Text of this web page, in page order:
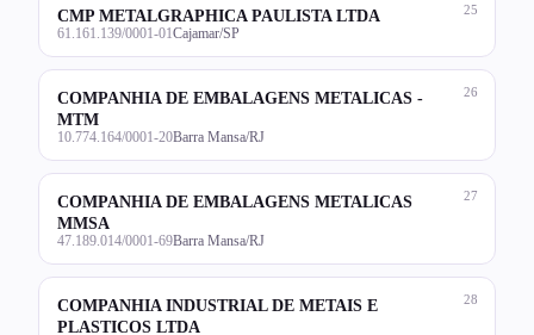
25
CMP METALGRAPHICA PAULISTA LTDA
61.161.139/0001-01 Cajamar/SP
26
COMPANHIA DE EMBALAGENS METALICAS -
MTM
10.774.164/0001-20Barra Mansa/RJ
27
COMPANHIA DE EMBALAGENS METALICAS
MMSA
47.189.014/0001-69Barra Mansa/RJ
28
COMPANHIA INDUSTRIAL DE METAIS E
PLASTICOS LTDA